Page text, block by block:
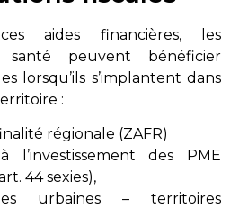
aides financières, les
santé peuvent bénéficier
lorsqu’ils s’implantent dans
:
régionale (ZAFR)
l’investissement des PME
44 sexies),
urbaines – territoires